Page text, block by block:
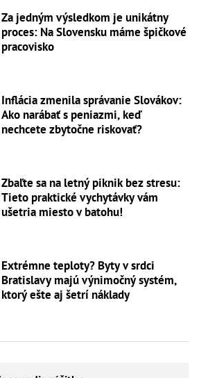
Za jedným výsledkom je unikátny
proces: Na Slovensku máme špičkové
pracovisko
Inflácia zmenila správanie Slovákov:
Ako narábať s peniazmi, keď
nechcete zbytočne riskovať?
Zbaľte sa na letný piknik bez stresu:
Tieto praktické vychytávky vám
ušetria miesto v batohu!
Extrémne teploty? Byty v srdci
Bratislavy majú výnimočný systém,
ktorý ešte aj šetrí náklady